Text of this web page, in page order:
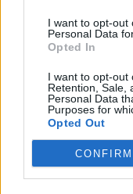
I want to opt-out
Personal Data
Opted In
I want to opt-out
Retention, Sale,
Personal Data
Purposes for
Opted Out
CONFIRM
Δείτε όλες
Ειδήσεις
Σχολιάστε